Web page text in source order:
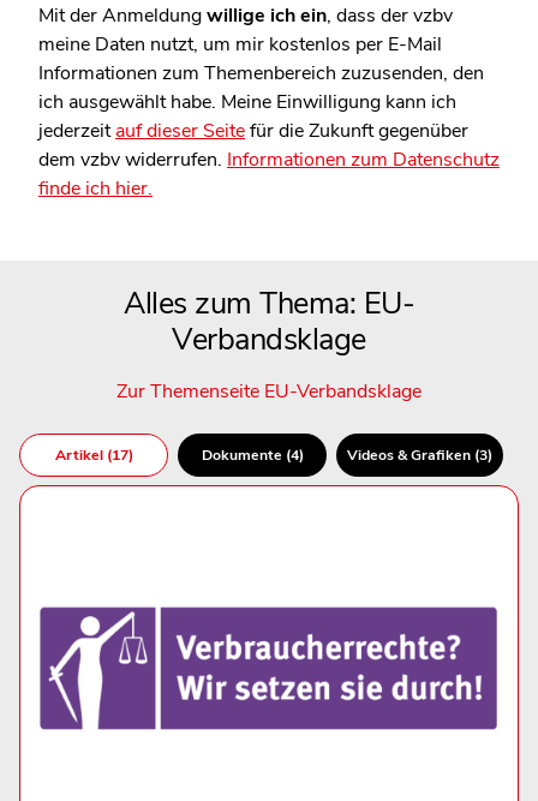
Mit der Anmeldungwillige ich ein, dass der vzbv
meine Daten nutzt, um mir kostenlos per E-Mail
Informationen zum Themenbereich zuzusenden, den
ich ausgewählt habe. Meine Einwilligung kann ich
jederzeitauf dieser Seitefür die Zukunft gegenüber
dem vzbv widerrufen. Informationen zum Datenschutz
finde ich hier.
Alles zum Thema: EU-
Verbandsklage
Zur Themenseite EU-Verbandsklage
Artikel (17) Dokumente (4) Videos & Grafiken (3)